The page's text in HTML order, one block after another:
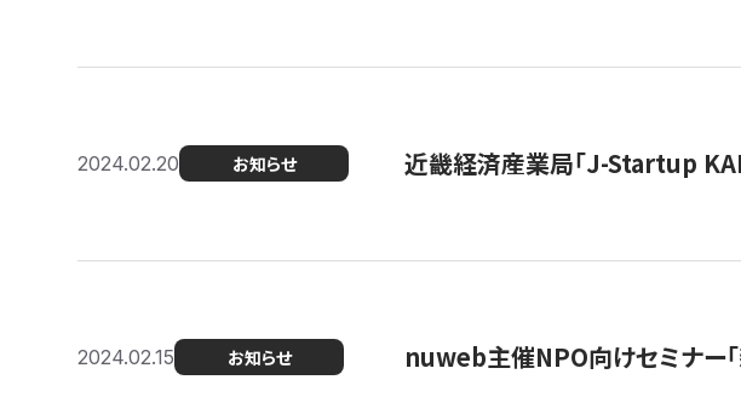
2024.02.20 お知らせ 近畿経済産業局「J-Startup
2024.02.15 お知らせ nuweb主催NPO向けセミナー